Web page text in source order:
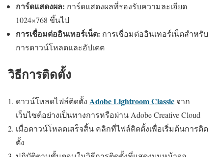
การ์ดแสดงผล: การ์ดแสดงผลที่รองรับความละเอียด
1024×768 ขึ้นไป
การเชื่อมต่ออินเทอร์เน็ต: การเชื่อมต่ออินเทอร์เน็ตสำหรับ
การดาวน์โหลดและอัปเดต
วิธีการติดตั้ง
ดาวน์โหลดไฟล์ติดตั้ง Adobe Lightroom Classic จาก
เว็บไซต์อย่างเป็นทางการหรือผ่าน Adobe Creative Cloud
เมื่อดาวน์โหลดเสร็จสิ้น คลิกที่ไฟล์ติดตั้งเพื่อเริ่มต้นการติด
ตั้ง